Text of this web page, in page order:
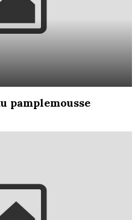
pamplemousse